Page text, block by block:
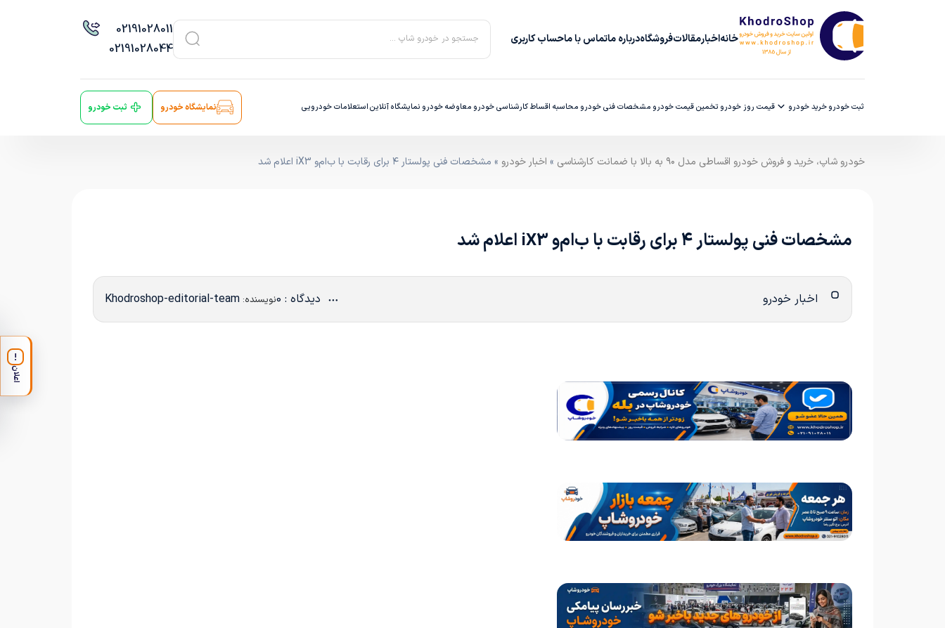
خانهاخبارمقالاتفروشگاهدرباره‌ ماتماس با ماحساب کاربری جستجو در خودرو شاپ ...
02191028011
02191028044
ثبت خودروخرید خودرو قیمت روز خودرو تخمین قیمت خودرو مشخصات فنی خودرو محاسبه اقساطکارشناسی خودرو معاوضه خودرو نمایشگاه آنلایناستعلامات خودرویی نمایشگاه خودرو ثبت خودرو
خودرو شاپ، خرید و فروش خودرو اقساطی مدل ۹۰ به بالا با ضمانت کارشناسی » اخبار خودرو » مشخصات فنی پولستار ۴ برای رقابت با ب‌ام‌و iX3 اعلام شد
مشخصات فنی پولستار ۴ برای رقابت با ب‌ام‌و iX3 اعلام شد
اخبار خودرو دیدگاه : 0 نویسنده: Khodroshop-editorial-team
!
اعلان